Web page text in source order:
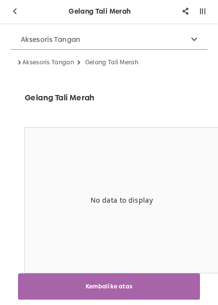
Gelang Tali Merah
Aksesoris Tangan
Aksesoris Tangan Gelang Tali Merah
Gelang Tali Merah
No data to display
Kembali ke atas